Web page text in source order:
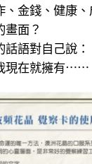
、金錢、健康
面？
語對自己說：
現在就擁有⋯⋯